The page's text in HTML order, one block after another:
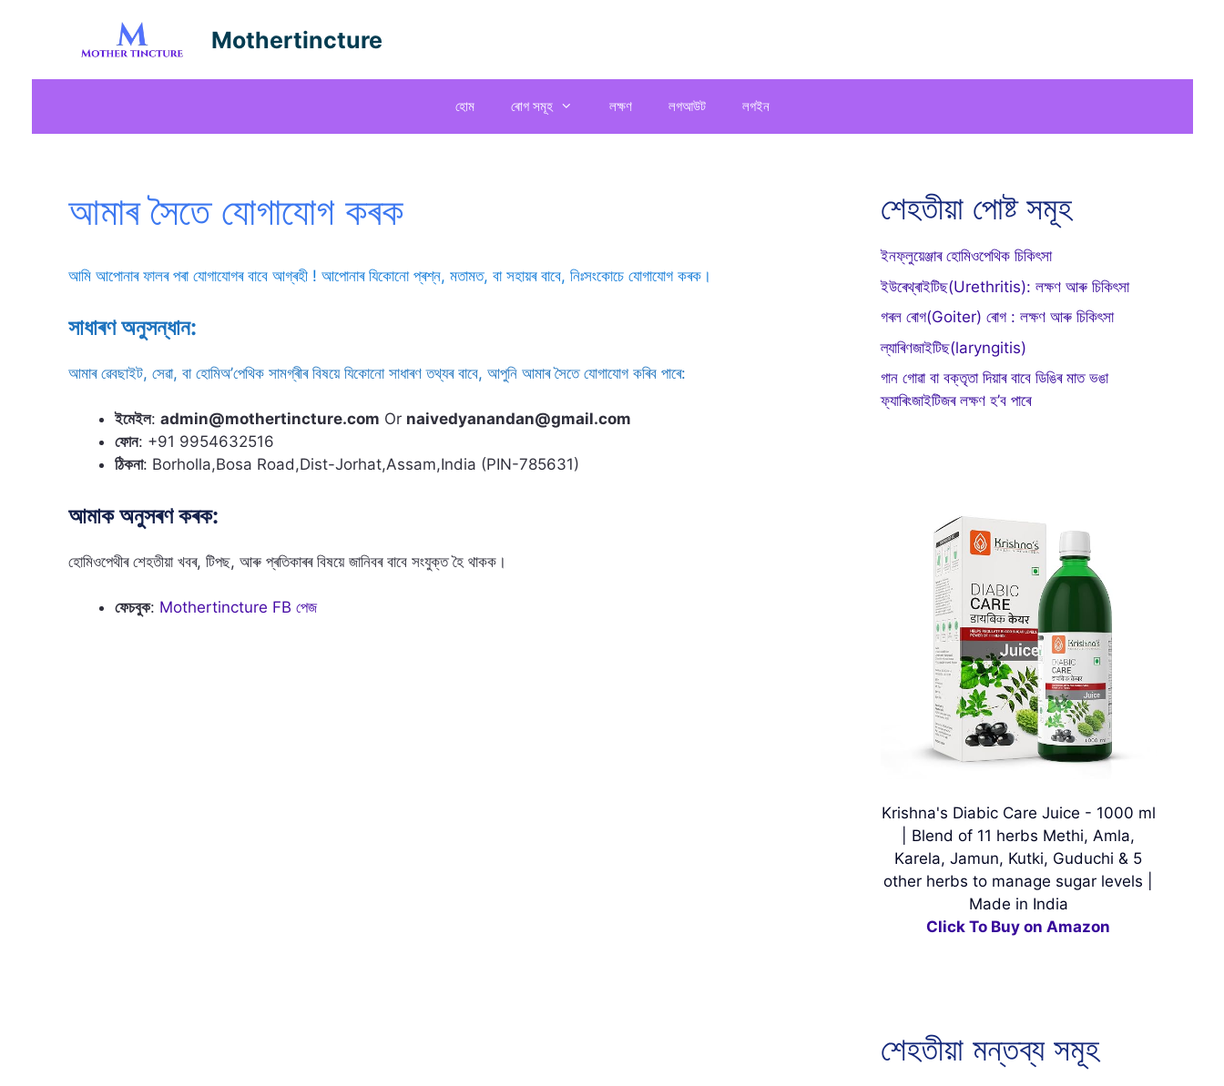
Mothertincture
হোম ৰোগ সমূহ লক্ষণ লগআউট লগইন
আমাৰ সৈতে যোগাযোগ কৰক
আমি আপোনাৰ ফালৰ পৰা যোগাযোগৰ বাবে আগ্ৰহী ! আপোনাৰ যিকোনো প্ৰশ্ন, মতামত, বা সহায়ৰ বাবে, নিঃসংকোচে যোগাযোগ কৰক।
সাধাৰণ অনুসন্ধান:
আমাৰ ৱেবছাইট, সেৱা, বা হোমিঅ’পেথিক সামগ্ৰীৰ বিষয়ে যিকোনো সাধাৰণ তথ্যৰ বাবে, আপুনি আমাৰ সৈতে যোগাযোগ কৰিব পাৰে:
ইমেইল: admin@mothertincture.com Or naivedyanandan@gmail.com
ফোন: +91 9954632516
ঠিকনা: Borholla,Bosa Road,Dist-Jorhat,Assam,India (PIN-785631)
আমাক অনুসৰণ কৰক:
হোমিওপেথীৰ শেহতীয়া খবৰ, টিপছ, আৰু প্ৰতিকাৰৰ বিষয়ে জানিবৰ বাবে সংযুক্ত হৈ থাকক।
ফেচবুক: Mothertincture FB পেজ
শেহতীয়া পোষ্ট সমূহ
ইনফ্লুয়েঞ্জাৰ হোমিওপেথিক চিকিৎসা
ইউৰেথ্ৰাইটিছ(Urethritis): লক্ষণ আৰু চিকিৎসা
গৰল ৰোগ(Goiter) ৰোগ : লক্ষণ আৰু চিকিৎসা
ল্যাৰিণজাইটিছ(laryngitis)
গান গোৱা বা বক্তৃতা দিয়াৰ বাবে ডিঙিৰ মাত ভঙা
ফ্যাৰিংজাইটিজৰ লক্ষণ হ’ব পাৰে
Krishna's Diabic Care Juice - 1000 ml
| Blend of 11 herbs Methi, Amla,
Karela, Jamun, Kutki, Guduchi & 5
other herbs to manage sugar levels |
Made in India
Click To Buy on Amazon
শেহতীয়া মন্তব্য সমূহ